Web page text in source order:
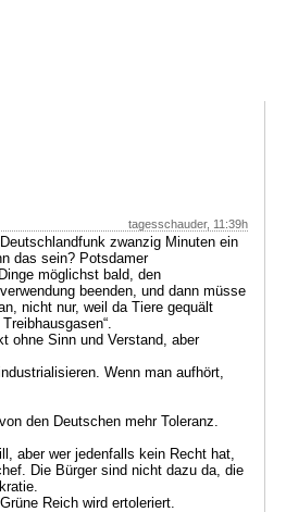
tagesschauder, 11:39h
zwanzig Minuten ein
das sein? Potsdamer
möglichst bald, den
beenden, und dann müsse
nicht nur, weil da Tiere gequält
ohne Sinn und Verstand, aber
Wenn man aufhört,
den Deutschen mehr Toleranz.
aber wer jedenfalls kein Recht hat,
Die Bürger sind nicht dazu da, die
Reich wird ertoleriert.